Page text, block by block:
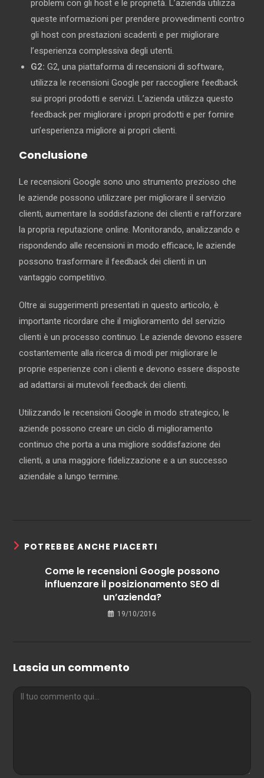
problemi con gli host e le proprietà. L’azienda utilizza
queste informazioni per prendere provvedimenti contro
gli host con prestazioni scadenti e per migliorare
l’esperienza complessiva degli utenti.
G2: G2, una piattaforma di recensioni di software,
utilizza le recensioni Google per raccogliere feedback
sui propri prodotti e servizi. L’azienda utilizza questo
feedback per migliorare i propri prodotti e per fornire
un’esperienza migliore ai propri clienti.
Conclusione
Le recensioni Google sono uno strumento prezioso che
le aziende possono utilizzare per migliorare il servizio
clienti, aumentare la soddisfazione dei clienti e rafforzare
la propria reputazione online. Monitorando, analizzando e
rispondendo alle recensioni in modo efficace, le aziende
possono trasformare il feedback dei clienti in un
vantaggio competitivo.
Oltre ai suggerimenti presentati in questo articolo, è
importante ricordare che il miglioramento del servizio
clienti è un processo continuo. Le aziende devono essere
costantemente alla ricerca di modi per migliorare le
proprie esperienze con i clienti e devono essere disposte
ad adattarsi ai mutevoli feedback dei clienti.
Utilizzando le recensioni Google in modo strategico, le
aziende possono creare un ciclo di miglioramento
continuo che porta a una migliore soddisfazione dei
clienti, a una maggiore fidelizzazione e a un successo
aziendale a lungo termine.
POTREBBE ANCHE PIACERTI
Come le recensioni Google possono
influenzare il posizionamento SEO di
un’azienda?
19/10/2016
Lascia un commento